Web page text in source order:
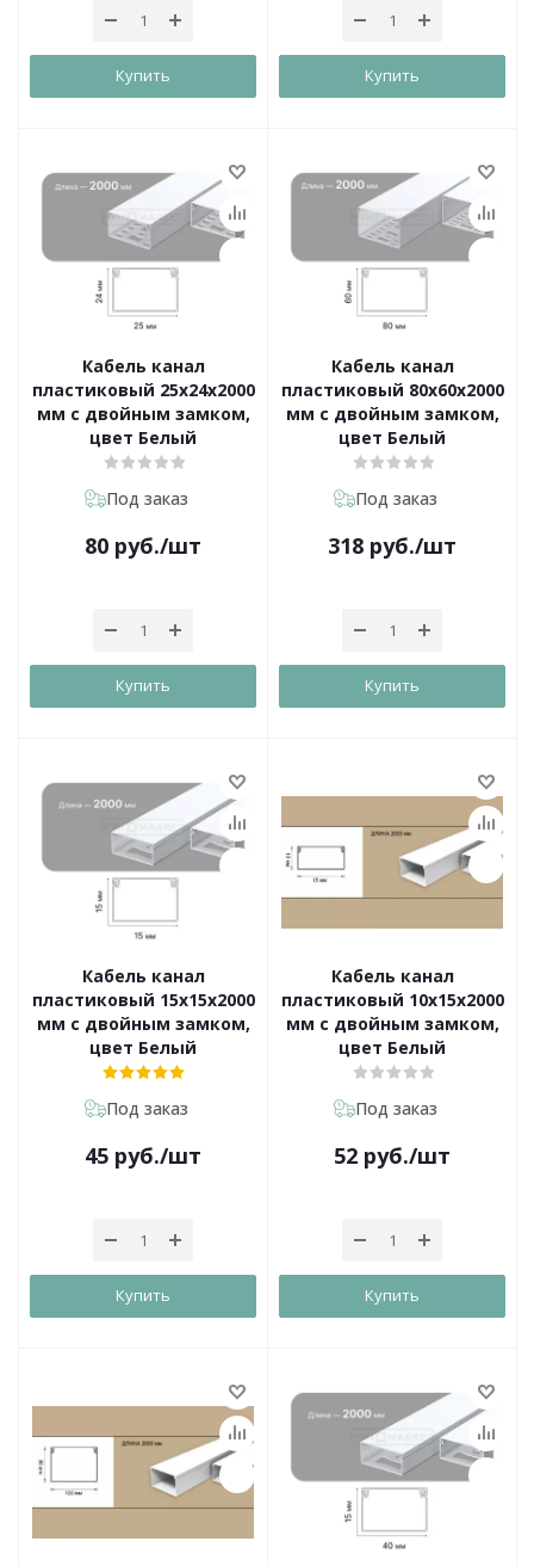
Купить Купить
Кабель канал
пластиковый 25х24х2000
мм с двойным замком,
цвет Белый
Под заказ
80 руб./шт
Купить
Кабель канал
пластиковый 80х60х2000
мм с двойным замком,
цвет Белый
Под заказ
318 руб./шт
Купить
Кабель канал
пластиковый 15х15х2000
мм с двойным замком,
цвет Белый
Под заказ
45 руб./шт
Купить
Кабель канал
пластиковый 10х15х2000
мм с двойным замком,
цвет Белый
Под заказ
52 руб./шт
Купить